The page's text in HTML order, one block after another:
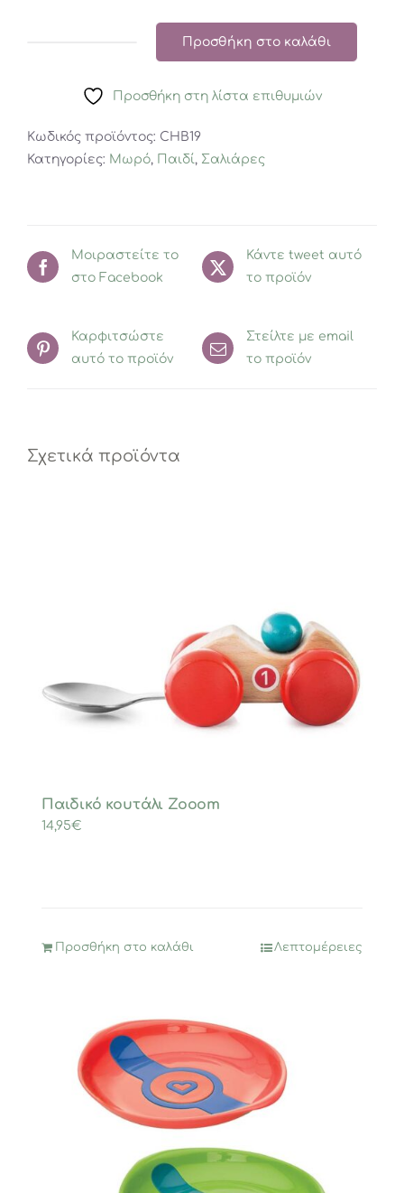
Stars
2
σαλιάρες
Προσθήκη στο καλάθι
Προσθήκη στη λίστα επιθυμιών
Κωδικός προϊόντος: CHB19
Κατηγορίες: Μωρό, Παιδί, Σαλιάρες
Μοιραστείτε το
στο Facebook
Κάντε tweet αυτό
το προϊόν
Καρφιτσώστε
αυτό το προϊόν
Στείλτε με email
το προϊόν
Σχετικά προϊόντα
Παιδικό κουτάλι Zooom
14,95€
Προσθήκη στο καλάθι Λεπτομέρειες